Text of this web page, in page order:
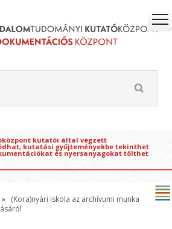
kutatói által végzett
kutatási gyűjteményekbe tekinthet
és nyersanyagokat tölthet
(Kora)nyári iskola az archívumi munka